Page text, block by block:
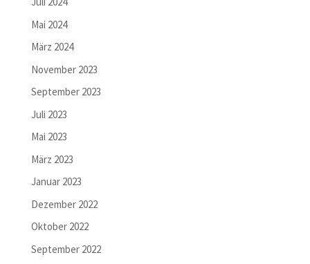
Mai 2024
März 2024
November 2023
September 2023
Juli 2023
Mai 2023
März 2023
Januar 2023
Dezember 2022
Oktober 2022
September 2022